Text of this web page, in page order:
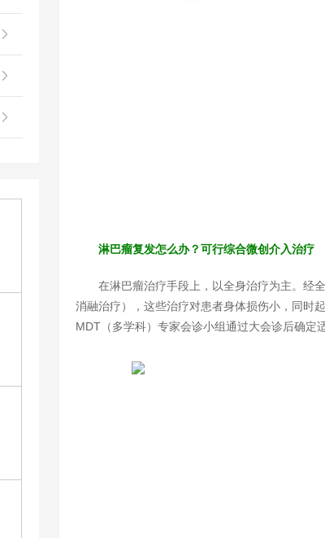
淋巴瘤复发怎么办？可行综合微创介入治疗
在淋巴瘤治疗手段上，以全身治疗为主。经
消融治疗），这些治疗对患者身体损伤小，同时
MDT（多学科）专家会诊小组通过大会诊后确定